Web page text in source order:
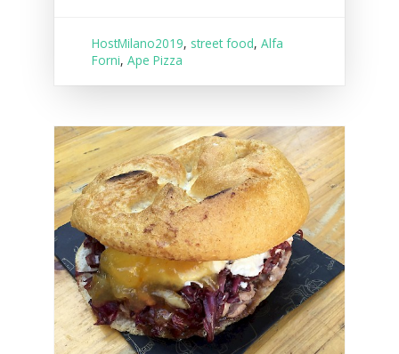
HostMilano2019, street food,Alfa
Forni,Ape Pizza